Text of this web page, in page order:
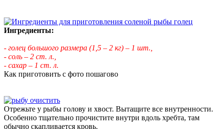
Ингредиенты:
- голец большого размера (1,5 – 2 кг) – 1 шт.,
- соль – 2 ст. л.,
- сахар – 1 ст. л.
Как приготовить с фото пошагово
Отрежьте у рыбы голову и хвост. Вытащите все внутренности.
Особенно тщательно прочистите внутри вдоль хребта, там
обычно скапливается кровь.